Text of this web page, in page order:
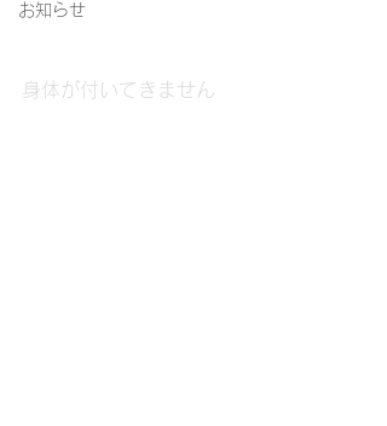
お知らせ
身体が付いてきません